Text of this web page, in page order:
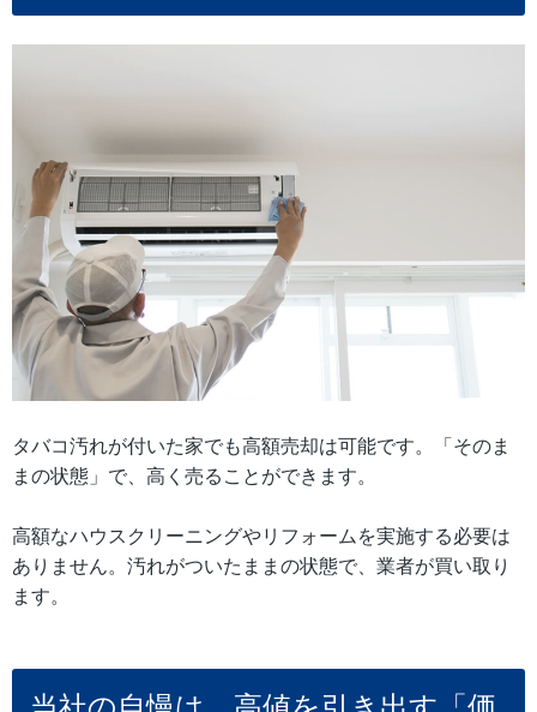
タバコ汚れが付いた家でも高額売却は可能です。「そのま
まの状態」で、高く売ることができます。
高額なハウスクリーニングやリフォームを実施する必要は
ありません。汚れがついたままの状態で、業者が買い取り
ます。